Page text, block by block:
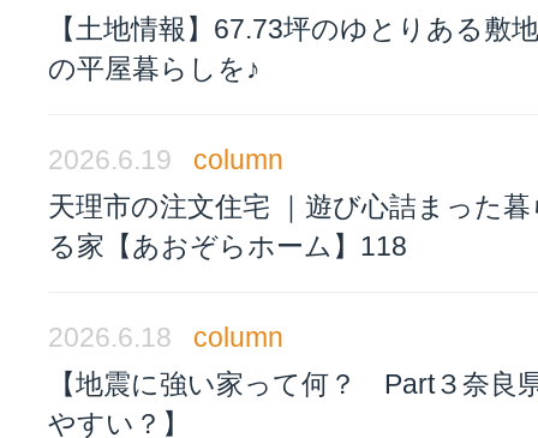
【土地情報】67.73坪のゆとりある敷
の平屋暮らしを♪
2026.6.19
column
天理市の注文住宅 ｜遊び心詰まった
る家【あおぞらホーム】118
2026.6.18
column
【地震に強い家って何？ Part３奈良
やすい？】